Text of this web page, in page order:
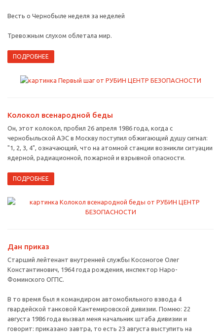
Весть о Чернобыле неделя за неделей
Тревожным слухом облетала мир.
ПОДРОБНЕЕ
Колокол всенародной беды
Он, этот колокол, пробил 26 апреля 1986 года, когда с
чернобыльской АЭС в Москву поступил обжигающий душу сигнал:
"1, 2, 3, 4", означающий, что на атомной станции возникли ситуации
ядерной, радиационной, пожарной и взрывной опасности.
ПОДРОБНЕЕ
Дан приказ
Старший лейтенант внутренней службы Косоногое Олег
Константинович, 1964 года рождения, инспектор Наро-
Фоминского ОГПС.
В то время был я командиром автомобильного взвода 4
гвардейской танковой Кантемировской дивизии. Помню: 22
августа 1986 года вызвал меня начальник штаба дивизии и
говорит: приказано завтра, то есть 23 августа выступить на